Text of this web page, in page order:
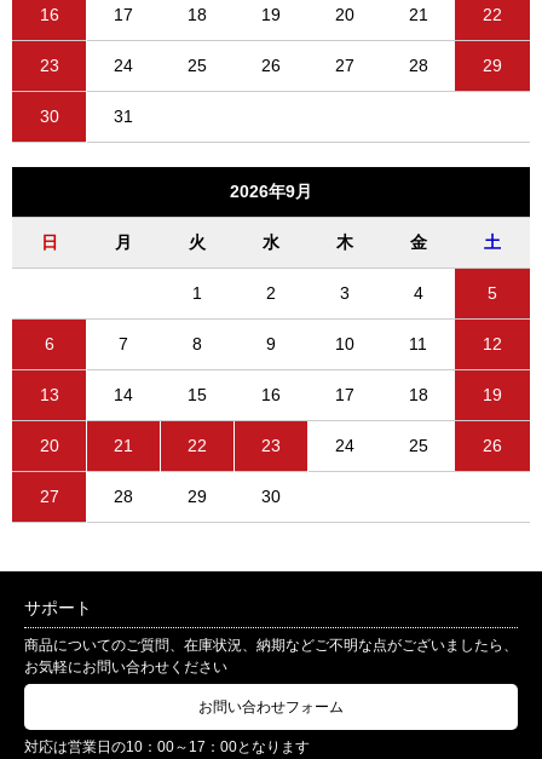
16 17 18 19 20 21 22
23 24 25 26 27 28 29
30 31
2026年9月
日 月 火 水 木 金 土
1 2 3 4 5
6 7 8 9 10 11 12
13 14 15 16 17 18 19
20 21 22 23 24 25 26
27 28 29 30
サポート
商品についてのご質問、在庫状況、納期などご不明な点がございましたら、
お気軽にお問い合わせください
お問い合わせフォーム
対応は営業日の10：00～17：00となります